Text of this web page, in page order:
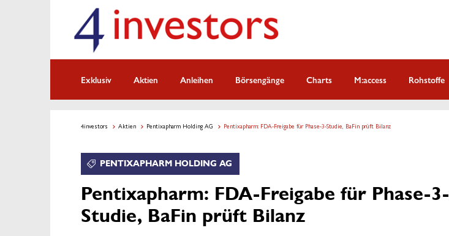
Exklusiv Aktien Anleihen Börsengänge Charts M:access Rohstoffe
4investors Aktien Pentixapharm Holding AG Pentixapharm: FDA-Freigabe für Phase-3-Studie, BaFin prüft Bilanz
PENTIXAPHARM HOLDING AG
Pentixapharm: FDA-Freigabe für Phase-3-
Studie, BaFin prüft Bilanz